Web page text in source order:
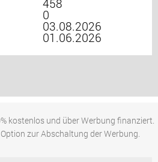
458
0
03.08.2026
01.06.2026
kostenlos und über Werbung finanziert.
zur Abschaltung der Werbung.